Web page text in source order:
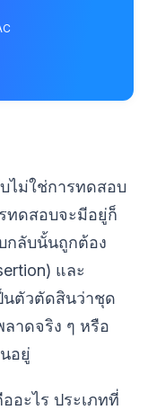
ไม่ใช่การทดสอบ
ทดสอบจะมีอยู่ก็
กลับนั้นถูกต้อง
และ
ตัวตัดสินว่าชุด
าดจริง ๆ หรือ
อยู่
อะไร ประเภทที่